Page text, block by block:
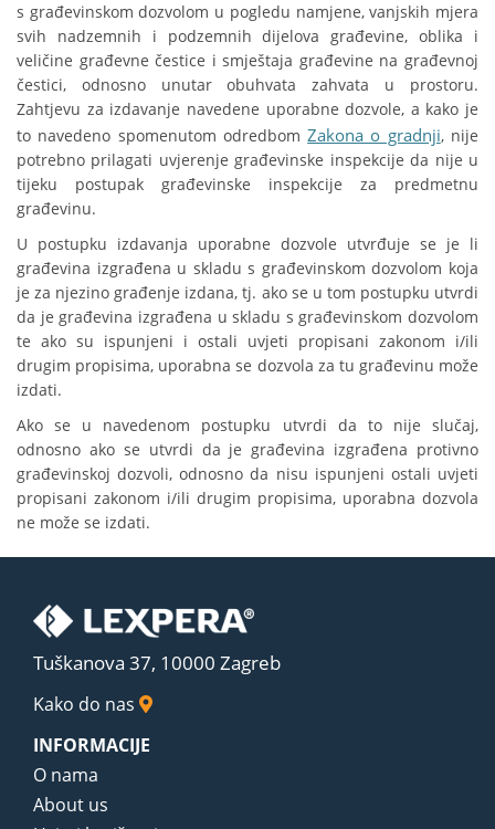
s građevinskom dozvolom u pogledu namjene, vanjskih mjera
svih nadzemnih i podzemnih dijelova građevine, oblika i
veličine građevne čestice i smještaja građevine na građevnoj
čestici, odnosno unutar obuhvata zahvata u prostoru.
Zahtjevu za izdavanje navedene uporabne dozvole, a kako je
to navedeno spomenutom odredbomZakona o gradnji, nije
potrebno prilagati uvjerenje građevinske inspekcije da nije u
tijeku postupak građevinske inspekcije za predmetnu
građevinu.
U postupku izdavanja uporabne dozvole utvrđuje se je li
građevina izgrađena u skladu s građevinskom dozvolom koja
je za njezino građenje izdana, tj. ako se u tom postupku utvrdi
da je građevina izgrađena u skladu s građevinskom dozvolom
te ako su ispunjeni i ostali uvjeti propisani zakonom i/ili
drugim propisima, uporabna se dozvola za tu građevinu može
izdati.
Ako se u navedenom postupku utvrdi da to nije slučaj,
odnosno ako se utvrdi da je građevina izgrađena protivno
građevinskoj dozvoli, odnosno da nisu ispunjeni ostali uvjeti
propisani zakonom i/ili drugim propisima, uporabna dozvola
ne može se izdati.
Tuškanova 37, 10000 Zagreb
Kako do nas
INFORMACIJE
O nama
About us